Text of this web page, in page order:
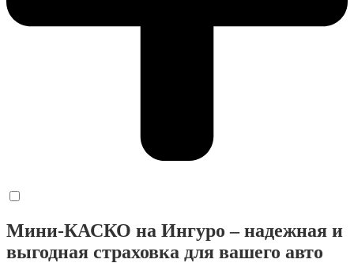
Мини-КАСКО на Ингуро – надежная и
выгодная страховка для вашего авто